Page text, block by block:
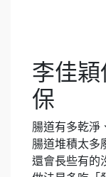
李佳
保
腸道有多乾淨
腸道堆積太多
還會長些有的